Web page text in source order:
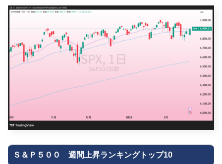
Ｓ＆Ｐ５００ 週間上昇ランキングトップ10